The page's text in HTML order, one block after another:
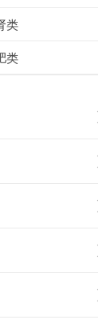
类
类